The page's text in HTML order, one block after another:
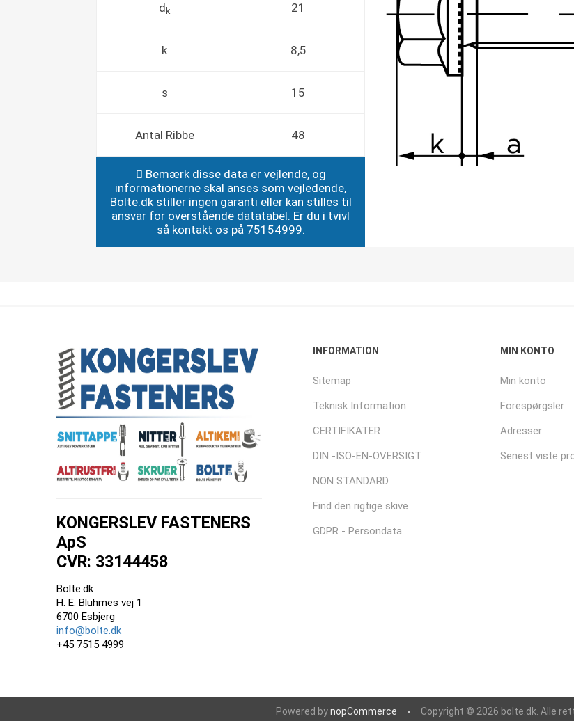
dk 21
k 8,5
s 15
Antal Ribbe 48
Bemærk disse data er vejlende, og
informationerne skal anses som vejledende,
Bolte.dk stiller ingen garanti eller kan stilles til
ansvar for overstående datatabel. Er du i tvivl
så kontakt os på 75154999.
KONGERSLEV FASTENERS
ApS
CVR: 33144458
Bolte.dk
H. E. Bluhmes vej 1
6700 Esbjerg
info@bolte.dk
+45 7515 4999
INFORMATION
Sitemap
Teknisk Information
CERTIFIKATER
DIN -ISO-EN-OVERSIGT
NON STANDARD
Find den rigtige skive
GDPR - Persondata
MIN KONTO
Min konto
Forespørgsler
Adresser
Senest viste
Powered bynopCommerce Copyright © 2026 bolte.dk. Alle